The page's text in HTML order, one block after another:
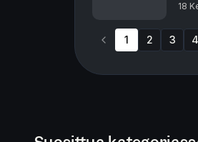
18
1 2 3 4